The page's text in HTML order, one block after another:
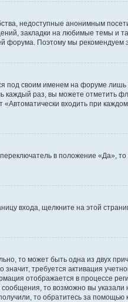
недоступные анонимным
закладки на любимые темы и
форума. Поэтому мы рекомендуем
под своим именем на форуме
каждый раз, вы можете отметить
входить при
в положение «Да»,
входа, щелкните на этой
то может быть одна из двух
требуется активация
отображается в процессе
то возможно вы
то обратитесь за